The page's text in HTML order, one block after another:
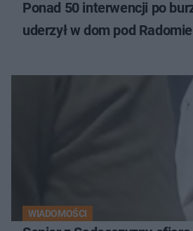
Ponad 50 interwencji po
uderzył w dom pod
WIADOMOŚCI